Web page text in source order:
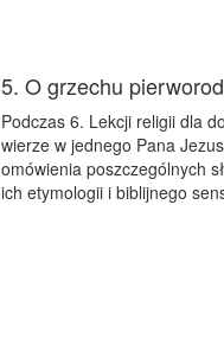
5. O grzechu
Podczas 6. Lekcji religii dla
wierze w jednego Pana
omówienia poszczególnych
ich etymologii i biblijnego